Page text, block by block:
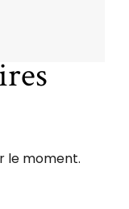
le moment.